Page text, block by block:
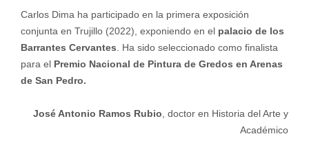
Carlos Dima ha participado en la primera exposición
conjunta en Trujillo (2022), exponiendo en el palacio de los
Barrantes Cervantes . Ha sido seleccionado como finalista
para el Premio Nacional de Pintura de Gredos en Arenas
de San Pedro.
José Antonio Ramos Rubio , doctor en Historia del Arte y
Académico